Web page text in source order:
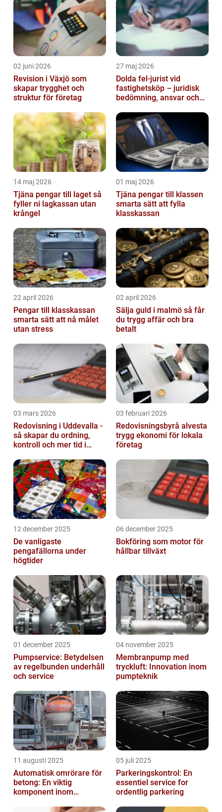
02 juni 2026
Revision i Växjö som
skapar trygghet och
struktur för företag
27 maj 2026
Dolda fel-jurist vid
fastighetsköp – juridisk
bedömning, ansvar och
tvister...
14 maj 2026
Tjäna pengar till laget så
fyller ni lagkassan utan
krångel
01 maj 2026
Tjäna pengar till klassen
smarta sätt att fylla
klasskassan
22 april 2026
Pengar till klasskassan
smarta sätt att nå målet
utan stress
02 april 2026
Sälja guld i malmö så får
du trygg affär och bra
betalt
03 mars 2026
Redovisning i Uddevalla -
så skapar du ordning,
kontroll och mer tid i
03 februari 2026
Redovisningsbyrå alvesta
trygg ekonomi för lokala
företag
12 december 2025
De vanligaste
pengafällorna under
högtider
06 december 2025
Bokföring som motor för
hållbar tillväxt
01 december 2025
Pumpservice: Betydelsen
av regelbunden underhåll
och service
04 november 2025
Membranpump med
tryckluft: Innovation inom
pumpteknik
11 augusti 2025
Automatisk omrörare för
betong: En viktig
komponent inom
05 juli 2025
Parkeringskontrol: En
essentiel service for
ordentlig parkering